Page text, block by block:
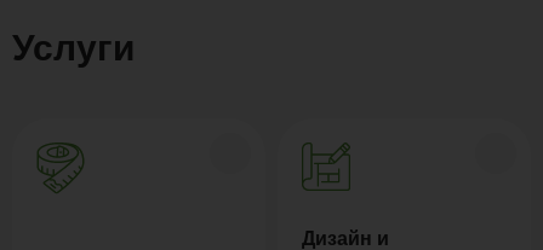
Услуги
Дизайн и